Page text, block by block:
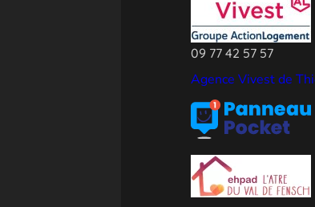
09 77 42 57 57
Agence Vivest de